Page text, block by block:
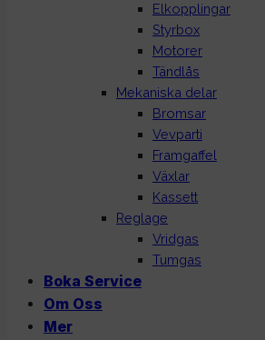
Elkopplingar
Styrbox
Motorer
Tändlås
Mekaniska delar
Bromsar
Vevparti
Framgaffel
Växlar
Kassett
Reglage
Vridgas
Tumgas
Boka Service
Om Oss
Mer